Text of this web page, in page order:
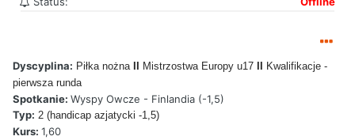
Dyscyplina: Piłka nożna Mistrzostwa Europy u17
Kwalifikacje -
pierwsza runda
Spotkanie: Wyspy Owcze - Finlandia (-1,5)
Typ: 2 (handicap azjatycki -1,5)
Kurs: 1,60